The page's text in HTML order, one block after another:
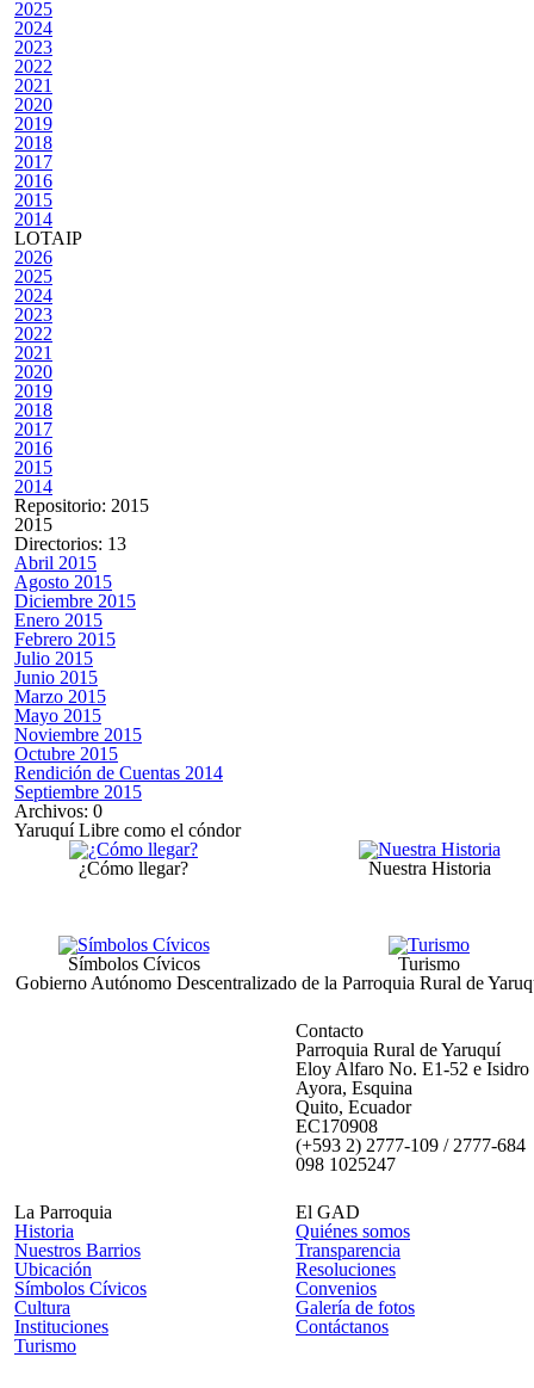
2025
2024
2023
2022
2021
2020
2019
2018
2017
2016
2015
2014
LOTAIP
2026
2025
2024
2023
2022
2021
2020
2019
2018
2017
2016
2015
2014
Repositorio: 2015
2015
Directorios: 13
Abril 2015
Agosto 2015
Diciembre 2015
Enero 2015
Febrero 2015
Julio 2015
Junio 2015
Marzo 2015
Mayo 2015
Noviembre 2015
Octubre 2015
Rendición de Cuentas 2014
Septiembre 2015
Archivos: 0
Yaruquí Libre como el cóndor
¿Cómo llegar?
Nuestra Historia
Símbolos Cívicos
Turismo
Gobierno Autónomo Descentralizado de la Parroquia Rural de
Contacto
Parroquia Rural de Yaruquí
Eloy Alfaro No. E1-52 e Isidro
Ayora, Esquina
Quito, Ecuador
EC170908
(+593 2) 2777-109 / 2777-684
098 1025247
La Parroquia
Historia
Nuestros Barrios
Ubicación
Símbolos Cívicos
Cultura
Instituciones
Turismo
El GAD
Quiénes somos
Transparencia
Resoluciones
Convenios
Galería de fotos
Contáctanos